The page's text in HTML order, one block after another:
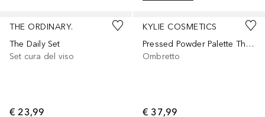
THE ORDINARY.
The Daily Set
Set cura del viso
€ 23,99
KYLIE COSMETICS
Pressed Powder Palette The Bronze Palette
Ombretto
€ 37,99